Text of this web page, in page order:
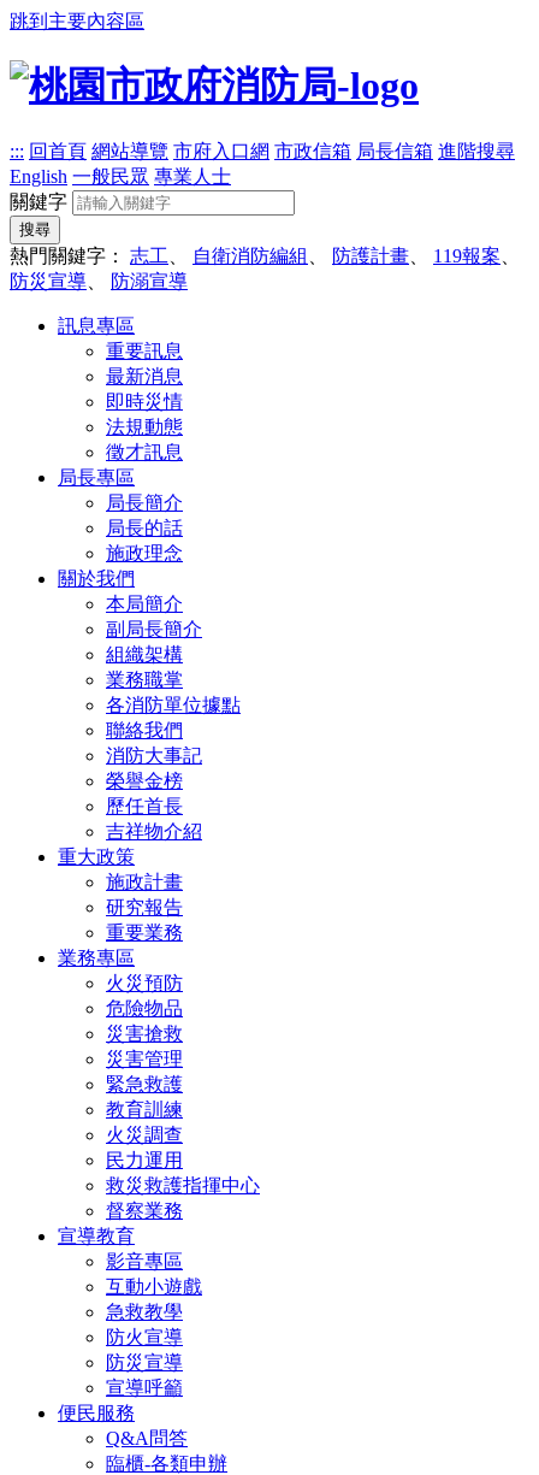
跳到主要內容區
::: 回首頁 網站導覽 市府入口網 市政信箱 局長信箱 進階搜尋
English 一般民眾 專業人士
關鍵字
搜尋
熱門關鍵字： 志工 自衛消防編組 防護計畫 119報案
防災宣導
防溺宣導
訊息專區
重要訊息
最新消息
即時災情
法規動態
徵才訊息
局長專區
局長簡介
局長的話
施政理念
關於我們
本局簡介
副局長簡介
組織架構
業務職掌
各消防單位據點
聯絡我們
消防大事記
榮譽金榜
歷任首長
吉祥物介紹
重大政策
施政計畫
研究報告
重要業務
業務專區
火災預防
危險物品
災害搶救
災害管理
緊急救護
教育訓練
火災調查
民力運用
救災救護指揮中心
督察業務
宣導教育
影音專區
互動小遊戲
急救教學
防火宣導
防災宣導
宣導呼籲
便民服務
Q&A問答
臨櫃-各類申辦